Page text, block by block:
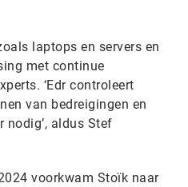
laptops en servers en
met continue
‘Edr controleert
van bedreigingen en
aldus Stef
voorkwam Stoïk naar